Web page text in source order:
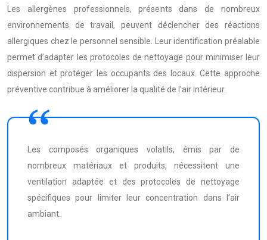
Les allergènes professionnels, présents dans de nombreux
environnements de travail, peuvent déclencher des réactions
allergiques chez le personnel sensible. Leur identification préalable
permet d’adapter les protocoles de nettoyage pour minimiser leur
dispersion et protéger les occupants des locaux. Cette approche
préventive contribue à améliorer la qualité de l’air intérieur.
Les composés organiques volatils, émis par de
nombreux matériaux et produits, nécessitent une
ventilation adaptée et des protocoles de nettoyage
spécifiques pour limiter leur concentration dans l’air
ambiant.